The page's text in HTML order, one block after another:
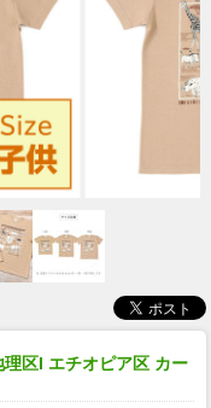
理区I エチオピア区 カー